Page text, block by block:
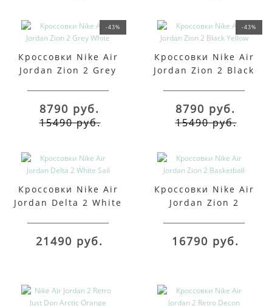
-43%
Кроссовки Nike Air
Jordan Zion 2 Grey
8790 руб.
15490 руб.
-43%
Кроссовки Nike Air
Jordan Zion 2 Black
8790 руб.
15490 руб.
Кроссовки Nike Air
Jordan Delta 2 White
21490 руб.
Кроссовки Nike Air
Jordan Zion 2
16790 руб.